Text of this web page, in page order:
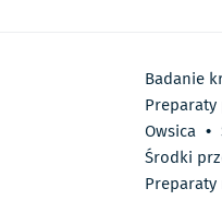
Badanie
Owsica •
Środki